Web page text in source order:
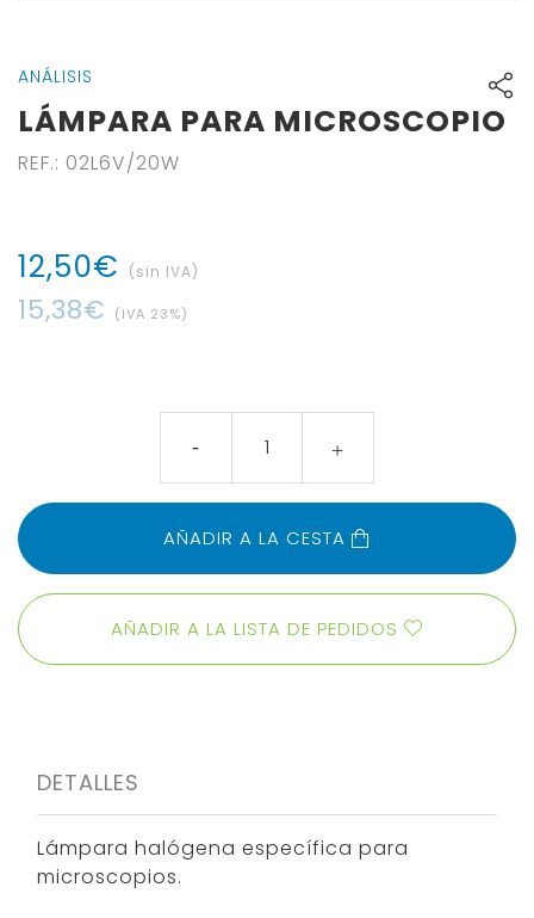
ANÁLISIS
LÁMPARA PARA MICROSCOPIO
REF.: 02L6V/20W
12,50€ (sin IVA)
15,38€ (IVA 23%)
AÑADIR A LA LISTA DE PEDIDOS
AÑADIR A LA CESTA
DETALLES
Lámpara halógena específica para
microscopios.